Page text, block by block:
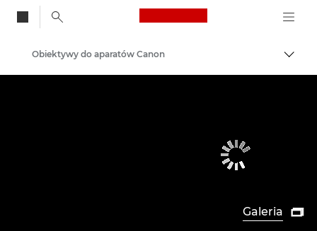
Canon Logo, back
Obiektywy do aparatów Canon
Galeria 